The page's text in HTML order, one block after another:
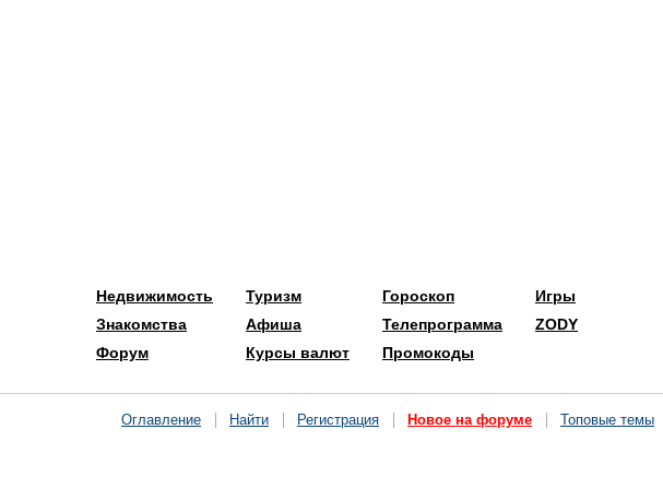
Недвижимость
Знакомства
Форум
Туризм
Афиша
Курсы валют
Гороскоп
Телепрограмма
Промокоды
Игры
ZODY
Оглавление Найти Регистрация Новое на форуме Топовые темы